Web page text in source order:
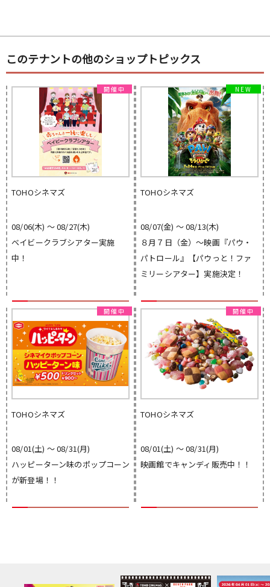
このテナントの他のショップトピックス
TOHOシネマズ
08/06(木) 〜 08/27(木)
ベイビークラブシアター実施
中！
TOHOシネマズ
08/07(金) 〜 08/13(木)
８月７日（金）～映画『パウ・
パトロール』【パウっと！ファ
ミリーシアター】実施決定！
TOHOシネマズ
08/01(土) 〜 08/31(月)
ハッピーターン味のポップコーン
が新登場！！
TOHOシネマズ
08/01(土) 〜 08/31(月)
映画館でキャンディ販売中！！